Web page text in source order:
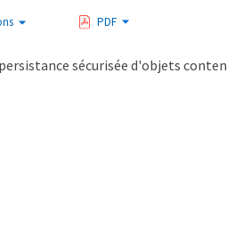
PDF
sécurisée d'objets